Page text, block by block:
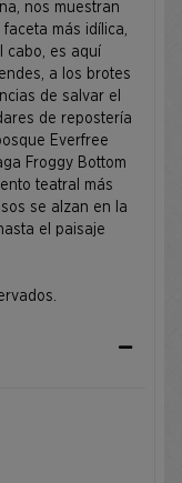
nos muestran
más idílica,
cabo, es aquí
a los brotes
de salvar el
de repostería
Everfree
Froggy Bottom
teatral más
se alzan en la
el paisaje